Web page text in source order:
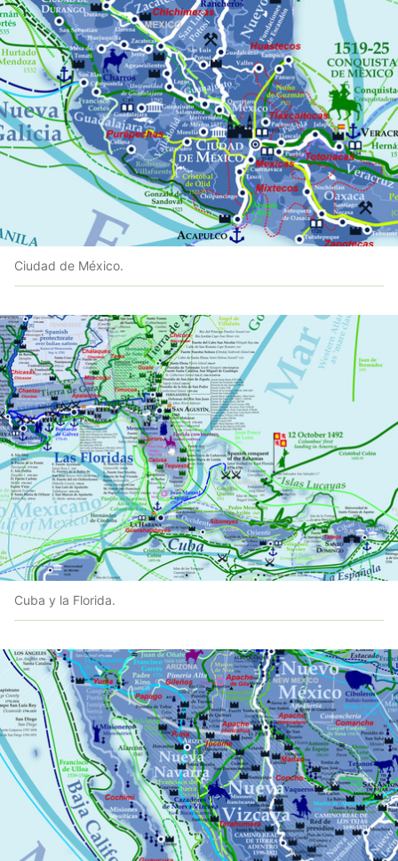
Ciudad de México.
Cuba y la Florida.